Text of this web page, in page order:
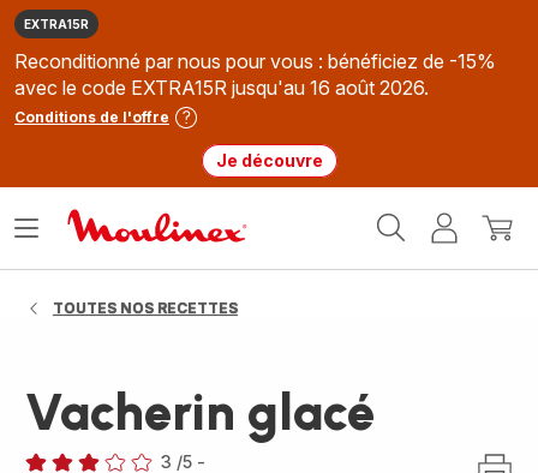
EXTRA15R
Reconditionné par nous pour vous : bénéficiez de -15%
avec le code EXTRA15R jusqu'au 16 août 2026.
Conditions de l'offre
Je découvre
MonMon
Ouvrir
TOUTES NOS RECETTES
Vacherin glacé
3 /5 -